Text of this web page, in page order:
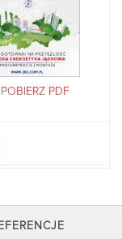
POBIERZ PDF